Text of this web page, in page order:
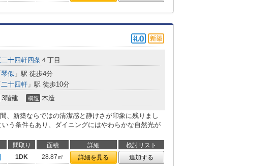
二十四軒四条 ４丁目
琴似 」駅 徒歩4分
二十四軒 」駅 徒歩10分
3階建 構造 木造
、新築ならではの清潔感と静けさが印象に残りまし
う条件もあり、ダイニングにはやわらかな自然光が
間取り 面積 詳細
検討リスト
1DK 28.87㎡ 詳細を見る 追加する